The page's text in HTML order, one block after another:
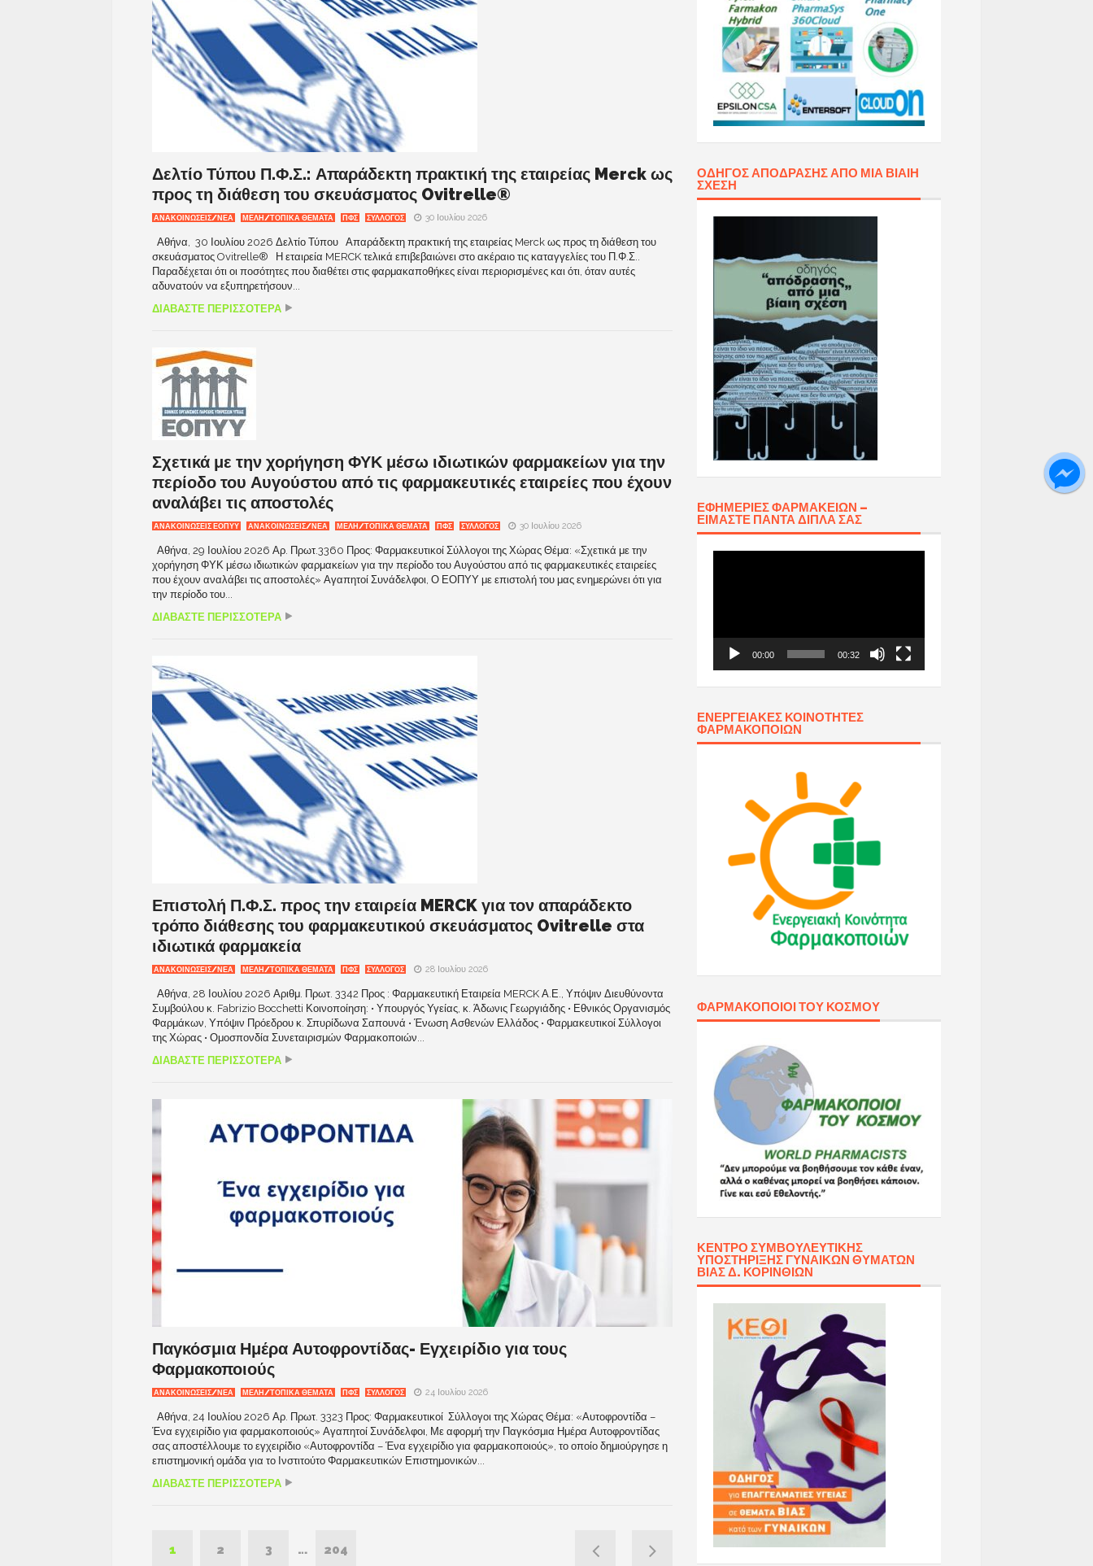
Δελτίο Τύπου Π.Φ.Σ.: Απαράδεκτη πρακτική της εταιρείας Merck ως
προς τη διάθεση του σκευάσματος Ovitrelle®
ΑΝΑΚΟΙΝΩΣΕΙΣ/ΝΕΑ ΜΕΛΗ/ΤΟΠΙΚΑ ΘΕΜΑΤΑ ΠΦΣ ΣΥΛΛΟΓΟΣ 30 Ιουλίου 2026
Αθήνα, 30 Ιουλίου 2026 Δελτίο Τύπου Απαράδεκτη πρακτική της εταιρείας Merck ως προς τη διάθεση του
σκευάσματος Ovitrelle® Η εταιρεία MERCK τελικά επιβεβαιώνει στο ακέραιο τις καταγγελίες του Π.Φ.Σ..
Παραδέχεται ότι οι ποσότητες που διαθέτει στις φαρμακαποθήκες είναι περιορισμένες και ότι, όταν αυτές
αδυνατούν να εξυπηρετήσουν...
ΔΙΑΒΑΣΤΕ ΠΕΡΙΣΣΟΤΕΡΑ
Σχετικά με την χορήγηση ΦΥΚ μέσω ιδιωτικών φαρμακείων για την
περίοδο του Αυγούστου από τις φαρμακευτικές εταιρείες που έχουν
αναλάβει τις αποστολές
ΑΝΑΚΟΙΝΏΣΕΙΣ ΕΟΠΥΥ ΑΝΑΚΟΙΝΩΣΕΙΣ/ΝΕΑ ΜΕΛΗ/ΤΟΠΙΚΑ ΘΕΜΑΤΑ ΠΦΣ ΣΥΛΛΟΓΟΣ 30 Ιουλίου 2026
Αθήνα, 29 Ιουλίου 2026 Αρ. Πρωτ.3360 Προς: Φαρμακευτικοί Σύλλογοι της Χώρας Θέμα: «Σχετικά με την
χορήγηση ΦΥΚ μέσω ιδιωτικών φαρμακείων για την περίοδο του Αυγούστου από τις φαρμακευτικές εταιρείες
που έχουν αναλάβει τις αποστολές» Αγαπητοί Συνάδελφοι, Ο ΕΟΠΥΥ με επιστολή του μας ενημερώνει ότι για
την περίοδο του...
ΔΙΑΒΑΣΤΕ ΠΕΡΙΣΣΟΤΕΡΑ
Επιστολή Π.Φ.Σ. προς την εταιρεία MERCK για τον απαράδεκτο
τρόπο διάθεσης του φαρμακευτικού σκευάσματος Ovitrelle στα
ιδιωτικά φαρμακεία
ΑΝΑΚΟΙΝΩΣΕΙΣ/ΝΕΑ ΜΕΛΗ/ΤΟΠΙΚΑ ΘΕΜΑΤΑ ΠΦΣ ΣΥΛΛΟΓΟΣ 28 Ιουλίου 2026
Αθήνα, 28 Ιουλίου 2026 Αριθμ. Πρωτ. 3342 Προς : Φαρμακευτική Εταιρεία MERCK Α.Ε., Υπόψιν Διευθύνοντα
Συμβούλου κ. Fabrizio Bocchetti Κοινοποίηση: • Υπουργός Υγείας, κ. Άδωνις Γεωργιάδης • Εθνικός Οργανισμός
Φαρμάκων, Υπόψιν Πρόεδρου κ. Σπυρίδωνα Σαπουνά • Ένωση Ασθενών Ελλάδος • Φαρμακευτικοί Σύλλογοι
της Χώρας • Ομοσπονδία Συνεταιρισμών Φαρμακοποιών...
ΔΙΑΒΑΣΤΕ ΠΕΡΙΣΣΟΤΕΡΑ
Παγκόσμια Ημέρα Αυτοφροντίδας- Εγχειρίδιο για τους
Φαρμακοποιούς
ΑΝΑΚΟΙΝΩΣΕΙΣ/ΝΕΑ ΜΕΛΗ/ΤΟΠΙΚΑ ΘΕΜΑΤΑ ΠΦΣ ΣΥΛΛΟΓΟΣ 24 Ιουλίου 2026
Αθήνα, 24 Ιουλίου 2026 Αρ. Πρωτ. 3323 Προς: Φαρμακευτικοί Σύλλογοι της Χώρας Θέμα: «Αυτοφροντίδα –
Ένα εγχειρίδιο για φαρμακοποιούς» Αγαπητοί Συνάδελφοι, Με αφορμή την Παγκόσμια Ημέρα Αυτοφροντίδας
σας αποστέλλουμε το εγχειρίδιο «Αυτοφροντίδα – Ένα εγχειρίδιο για φαρμακοποιούς», το οποίο δημιούργησε η
επιστημονική ομάδα για το Ινστιτούτο Φαρμακευτικών Επιστημονικών...
ΔΙΑΒΑΣΤΕ ΠΕΡΙΣΣΟΤΕΡΑ
1 2 3 … 204
ΟΔΗΓΌΣ ΑΠΌΔΡΑΣΗΣ ΑΠΌ ΜΙΑ ΒΊΑΙΗ
ΣΧΈΣΗ
ΕΦΗΜΕΡΊΕΣ ΦΑΡΜΑΚΕΊΩΝ –
ΕΊΜΑΣΤΕ ΠΆΝΤΑ ΔΊΠΛΑ ΣΑΣ
00:00 00:32
ΕΝΕΡΓΕΙΑΚΈΣ ΚΟΙΝΌΤΗΤΕΣ
ΦΑΡΜΑΚΟΠΟΙΏΝ
ΦΑΡΜΑΚΟΠΟΙΟΊ ΤΟΥ ΚΌΣΜΟΥ
ΚΈΝΤΡΟ ΣΥΜΒΟΥΛΕΥΤΙΚΉΣ
ΥΠΟΣΤΉΡΙΞΗΣ ΓΥΝΑΙΚΏΝ ΘΥΜΆΤΩΝ
ΒΊΑΣ Δ. ΚΟΡΙΝΘΊΩΝ